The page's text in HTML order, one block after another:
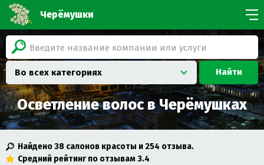
Черёмушки
Найти
Во всех категориях
Осветление волос в Черёмушках
Найдено38 салонов красоты и254 отзыва.
Средний рейтинг по отзывам3.4